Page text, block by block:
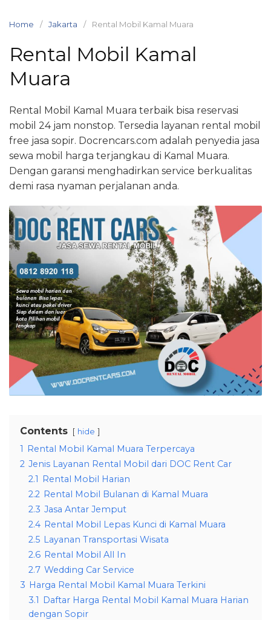
Home Jakarta Rental Mobil Kamal Muara
Rental Mobil Kamal
Muara
Rental Mobil Kamal Muara terbaik bisa reservasi
mobil 24 jam nonstop. Tersedia layanan rental mobil
free jasa sopir. Docrencars.com adalah penyedia jasa
sewa mobil harga terjangkau di Kamal Muara.
Dengan garansi menghadirkan service berkualitas
demi rasa nyaman perjalanan anda.
Contents hide
1 Rental Mobil Kamal Muara Terpercaya
2 Jenis Layanan Rental Mobil dari DOC Rent Car
2.1 Rental Mobil Harian
2.2 Rental Mobil Bulanan di Kamal Muara
2.3 Jasa Antar Jemput
2.4 Rental Mobil Lepas Kunci di Kamal Muara
2.5 Layanan Transportasi Wisata
2.6 Rental Mobil All In
2.7 Wedding Car Service
3 Harga Rental Mobil Kamal Muara Terkini
3.1 Daftar Harga Rental Mobil Kamal Muara Harian
dengan Sopir